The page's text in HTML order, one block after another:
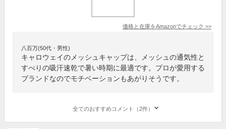
価格と在庫をAmazonでチェック >>
八百万(50代・男性)
キャロウェイのメッシュキャップは、メッシュの通気性と
すべりの吸汗速乾で暑い時期に最適です。プロが愛用する
ブランドなのでモチベーションもあがりそうです。
全てのおすすめコメント（2件）